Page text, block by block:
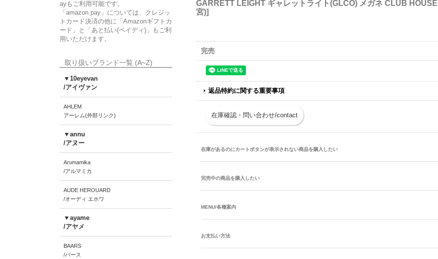
GARRETT LEIGHT ギャレットライト(GLCO) メガネ CLUB
宮)]
完売
返品特約に関する重要事項
在庫確認・問い合わせ/contact
在庫があるのにカートボタンが表示されない商品を購入したい
完売中の商品を購入したい
MENU/各種案内
お支払い方法
ayもご利用可能です。
「amazon pay」については、クレジッ
トカード決済の他に「Amazonギフトカ
ード」と「あと払い(ペイディ)」もご利
用いただけます。
取り扱いブランド一覧 (A~Z)
▼10eyevan
/アイヴァン
AHLEM
アーレム(外部リンク)
▼annu
/アヌー
Arumamika
/アルマミカ
AUDE HEROUARD
/オーディ エホワ
▼ayame
/アヤメ
BAARS
/バース